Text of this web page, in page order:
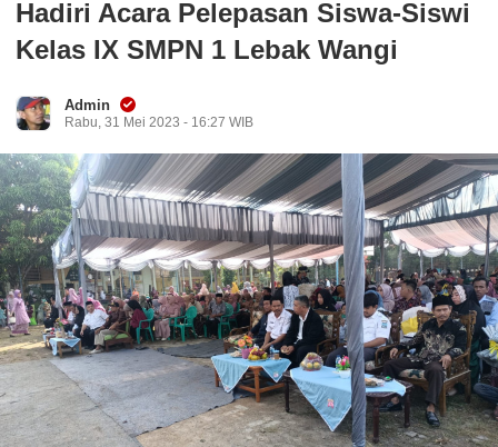
Hadiri Acara Pelepasan Siswa-Siswi
Kelas IX SMPN 1 Lebak Wangi
Admin
Rabu, 31 Mei 2023 - 16:27 WIB